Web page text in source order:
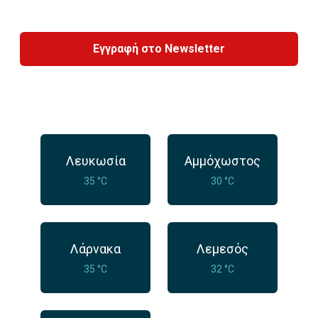
Εγγραφή στο Newsletter
Λευκωσία
35 °C
Αμμόχωστος
30 °C
Λάρνακα
35 °C
Λεμεσός
32 °C